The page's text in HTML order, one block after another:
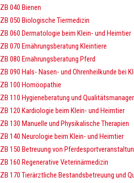
ZB 040 Bienen
ZB 050 Biologische Tiermedizin
ZB 060 Dermatologie beim Klein- und Heimtier
ZB 070 Ernährungsberatung Kleintiere
ZB 080 Ernährungsberatung Pferd
ZB 090 Hals- Nasen- und Ohrenheilkunde bei
ZB 100 Homöopathie
ZB 110 Hygieneberatung und
ZB 120 Kardiologie beim Klein- und Heimtier
ZB 130 Manuelle und Physikalische Therapien
ZB 140 Neurologie beim Klein- und Heimtier
ZB 150 Betreuung von
ZB 160 Regenerative Veterinärmedizin
ZB 170 Tierärztliche Bestandsbetreuung und